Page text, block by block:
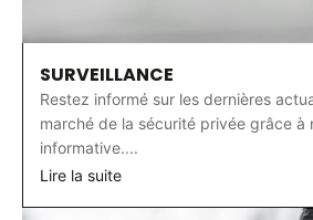
SURVEILLANCE
Restez informé sur les dernières
marché de la sécurité privée grâce à
informative....
Lire la suite